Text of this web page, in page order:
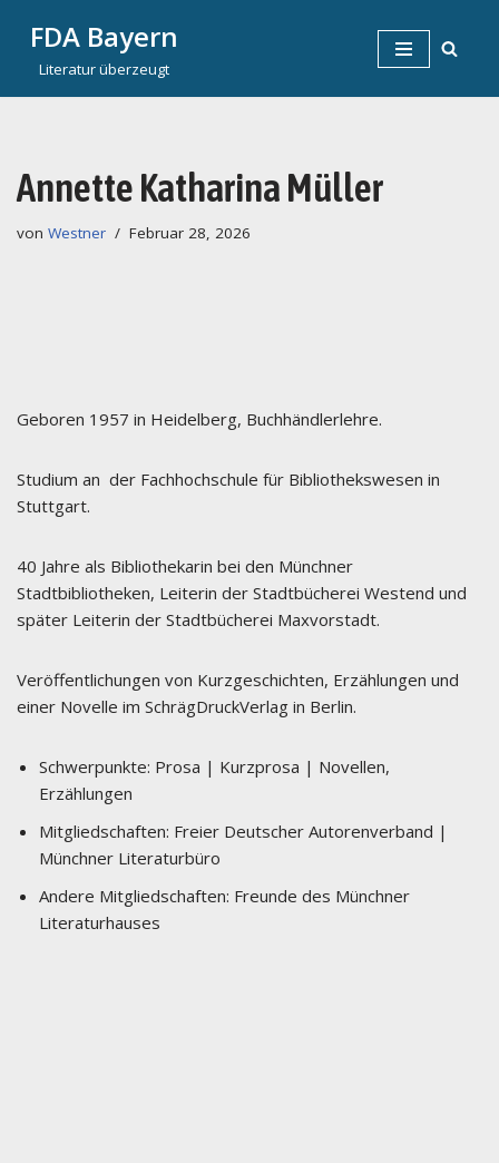
Zum
FDA Bayern
Literatur überzeugt
Annette Katharina Müller
von Westner Februar 28, 2026
Geboren 1957 in Heidelberg, Buchhändlerlehre.
Studium an der Fachhochschule für Bibliothekswesen in
Stuttgart.
40 Jahre als Bibliothekarin bei den Münchner
Stadtbibliotheken, Leiterin der Stadtbücherei Westend und
später Leiterin der Stadtbücherei Maxvorstadt.
Veröffentlichungen von Kurzgeschichten, Erzählungen und
einer Novelle im SchrägDruckVerlag in Berlin.
Schwerpunkte: Prosa | Kurzprosa | Novellen,
Erzählungen
Mitgliedschaften: Freier Deutscher Autorenverband |
Münchner Literaturbüro
Andere Mitgliedschaften: Freunde des Münchner
Literaturhauses